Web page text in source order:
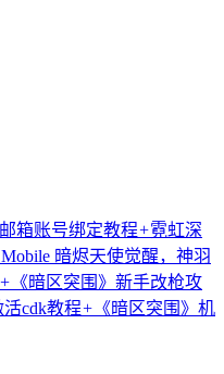
箱账号绑定教程+霓虹深
暗烬天使觉醒，神羽
+ 《暗区突围》新手改枪攻
活cdk教程+ 《暗区突围》机